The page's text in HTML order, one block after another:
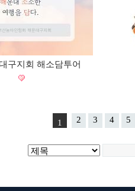
구지회 해소담투어
1 2 3 4 5